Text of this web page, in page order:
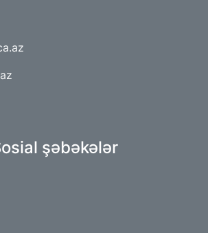
şəbəkələr